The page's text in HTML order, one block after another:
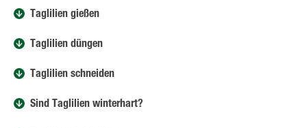
Taglilien gießen
Taglilien düngen
Taglilien schneiden
Sind Taglilien winterhart?